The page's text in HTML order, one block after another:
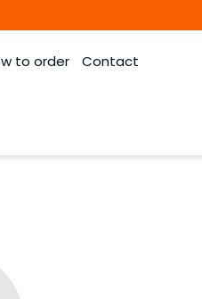
to order Contact